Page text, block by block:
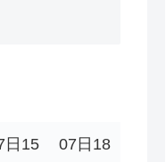
日15
07日18